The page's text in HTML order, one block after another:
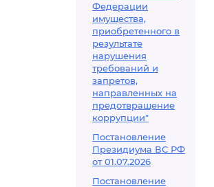
Федерации
имущества,
приобретенного в
результате
нарушения
требований и
запретов,
направленных на
предотвращение
коррупции"
Постановление
Президиума ВС РФ
от 01.07.2026
Постановление